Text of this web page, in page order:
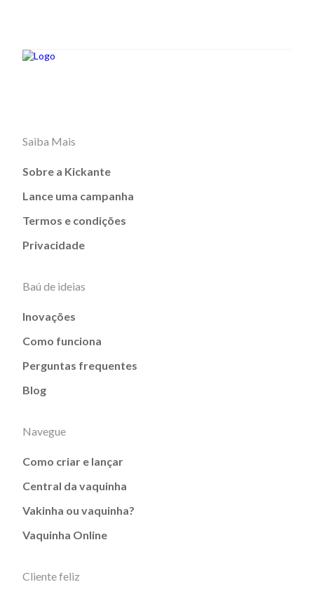
Saiba Mais
Sobre a Kickante
Lance uma campanha
Termos e condições
Privacidade
Baú de ideias
Inovações
Como funciona
Perguntas frequentes
Blog
Navegue
Como criar e lançar
Central da vaquinha
Vakinha ou vaquinha?
Vaquinha Online
Cliente feliz